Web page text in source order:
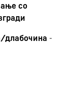
со
-